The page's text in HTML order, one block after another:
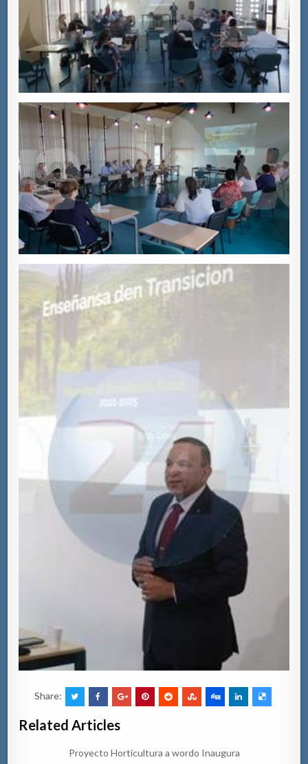
Share:
Related Articles
Proyecto Horticultura a wordo Inaugura